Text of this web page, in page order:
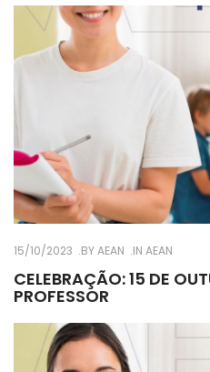
15/10/2023 BYAEAN IN AEAN
CELEBRAÇÃO: 15 DE
PROFESSOR